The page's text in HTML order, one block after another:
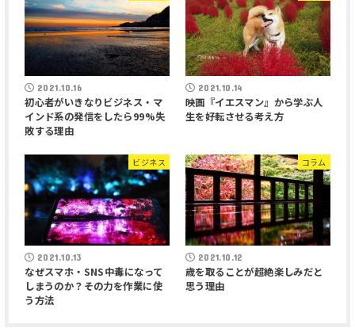
2021.10.16
初心者がいきなりビジネス・マ
インド系の発信をしたら99%失
敗する理由
2021.10.14
映画『イエスマン』から学ぶ人
生を好転させる考え方
ビジネス
2021.10.13
なぜスマホ・SNS中毒になって
しまうのか？その力を作業に使
う方法
コラム
2021.10.12
歳を取ることが超絶楽しみだと
思う理由